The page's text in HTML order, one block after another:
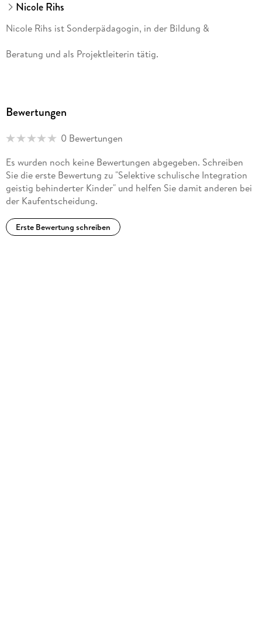
Nicole Rihs
Nicole Rihs ist Sonderpädagogin, in der Bildung &
Beratung und als Projektleiterin tätig.
Bewertungen
0 Bewertungen
Es wurden noch keine Bewertungen abgegeben. Schreiben
Sie die erste Bewertung zu "Selektive schulische Integration
geistig behinderter Kinder" und helfen Sie damit anderen bei
der Kaufentscheidung.
Erste Bewertung schreiben